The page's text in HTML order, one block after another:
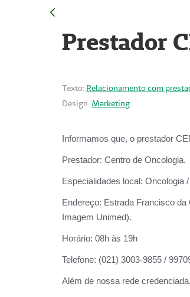
Prestador
Texto: Relacionamento com
Design: Marketing
Informamos que, o prestador
Prestador: Centro de Oncologia.
Especialidades local: Oncologia
Endereço: Estrada Francisco
Imagem Unimed).
Horário: 08h às 19h
Telefone: (021) 3003-9855 /
Além de nossa rede